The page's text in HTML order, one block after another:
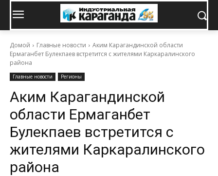
Домой Главные новости
Аким Карагандинской области
Ермаганбет Булекпаев встретится с жителями Каркаралинского
района
Главные новости Регионы
Аким Карагандинской
области Ермаганбет
Булекпаев встретится с
жителями Каркаралинского
района